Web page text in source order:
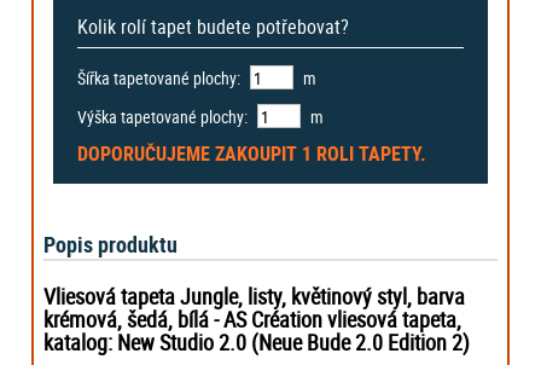
Kolik rolí tapet budete potřebovat?
Šířka tapetované plochy:
m
Výška tapetované plochy:
m
DOPORUČUJEME ZAKOUPIT 1 ROLITAPETY.
Popis produktu
Vliesová tapeta Jungle, listy, květinový styl, barva
krémová, šedá, bílá- AS Création vliesová tapeta,
katalog: New Studio 2.0 (Neue Bude 2.0 Edition 2)